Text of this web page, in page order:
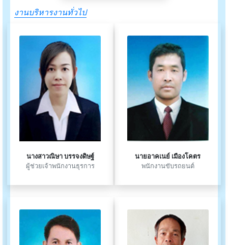
งานบริหารงานทั่วไป
นางสาวณิษา บรรจงดิษฐ์
ผู้ช่วยเจ้าพนักงานธุรการ
นายอาคเนย์ เมืองโคตร
พนักงานขับรถยนต์